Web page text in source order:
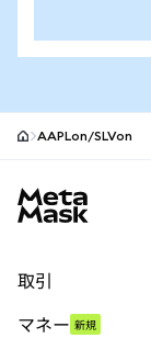
AAPLon/SLVon
取引
マネー 新規